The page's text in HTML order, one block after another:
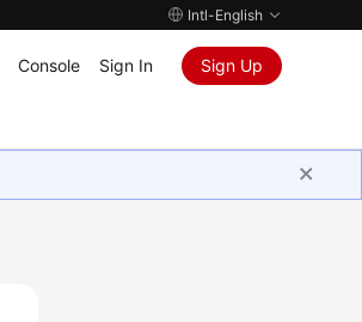
Intl-English
Console Sign In Sign Up